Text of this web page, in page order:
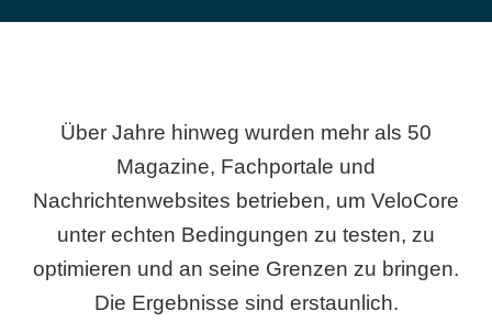
Über Jahre hinweg wurden mehr als 50
Magazine, Fachportale und
Nachrichtenwebsites betrieben, um VeloCore
unter echten Bedingungen zu testen, zu
optimieren und an seine Grenzen zu bringen.
Die Ergebnisse sind erstaunlich.